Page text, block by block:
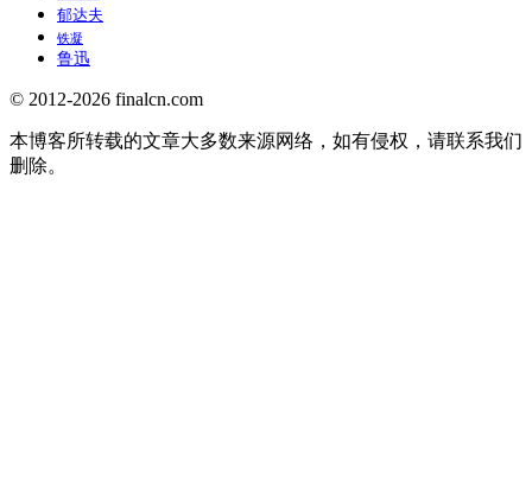
郁达夫
铁凝
鲁迅
© 2012-2026 finalcn.com
本博客所转载的文章大多数来源网络，如有侵权，请联系我们
删除。